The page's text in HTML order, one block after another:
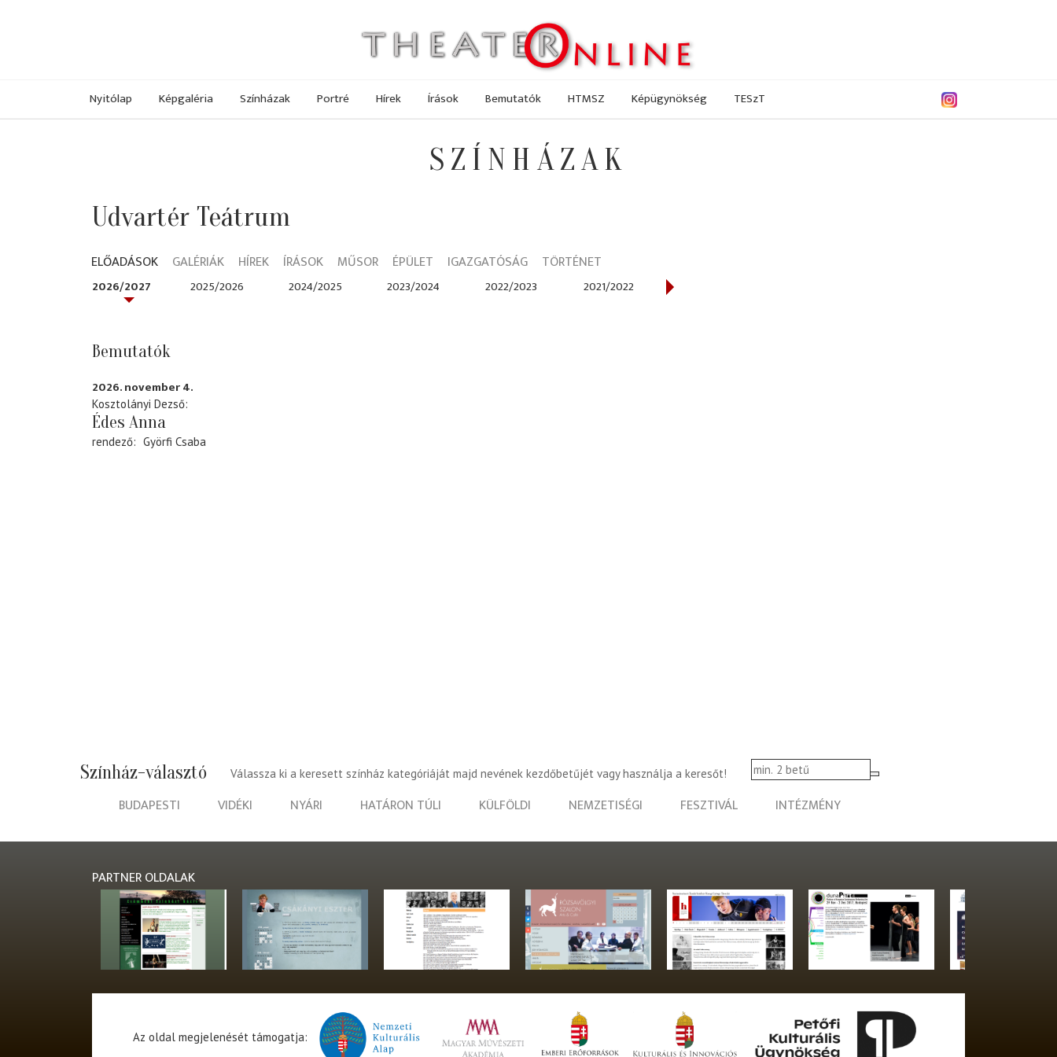
Nyitólap Képgaléria Színházak Portré Hírek Írások Bemutatók HTMSZ Képügynökség TESzT
SZÍNHÁZAK
Udvartér Teátrum
ELŐADÁSOK GALÉRIÁK HÍREK ÍRÁSOK MŰSOR ÉPÜLET IGAZGATÓSÁG TÖRTÉNET
2026/2027 2025/2026 2024/2025 2023/2024 2022/2023 2021/2022
Bemutatók
2026. november 4.
Kosztolányi Dezső
Édes Anna
rendező Györfi Csaba
Színház-választó Válassza ki a keresett színház kategóriáját majd nevének kezdőbetűjét vagy használja a keresőt!
BUDAPESTI VIDÉKI NYÁRI HATÁRON TÚLI KÜLFÖLDI NEMZETISÉGI FESZTIVÁL INTÉZMÉNY
PARTNER OLDALAK
Az oldal megjelenését támogatja: